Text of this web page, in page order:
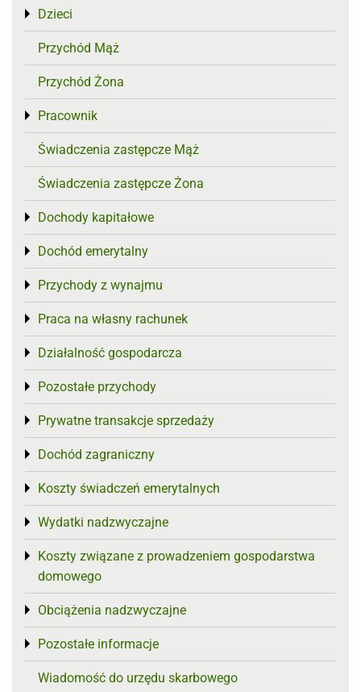
Dzieci
Toggle menu
Przychód Mąż
Przychód Żona
Pracownik
Toggle menu
Świadczenia zastępcze Mąż
Świadczenia zastępcze Żona
Dochody kapitałowe
Toggle menu
Dochód emerytalny
Toggle menu
Przychody z wynajmu
Toggle menu
Praca na własny rachunek
Toggle menu
Działalność gospodarcza
Toggle menu
Pozostałe przychody
Toggle menu
Prywatne transakcje sprzedaży
Toggle menu
Dochód zagraniczny
Toggle menu
Koszty świadczeń emerytalnych
Toggle menu
Wydatki nadzwyczajne
Toggle menu
Koszty związane z prowadzeniem gospodarstwa
domowego
Toggle menu
Obciążenia nadzwyczajne
Toggle menu
Pozostałe informacje
Toggle menu
Wiadomość do urzędu skarbowego